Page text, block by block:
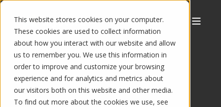
This website stores cookies on your computer.
These cookies are used to collect information
about how you interact with our website and allow
us to remember you. We use this information in
order to improve and customize your browsing
experience and for analytics and metrics about
our visitors both on this website and other media.
To find out more about the cookies we use, see